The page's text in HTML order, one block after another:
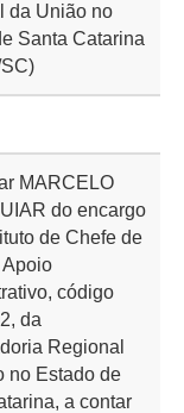
da União no
Santa Catarina
MARCELO
do encargo
de Chefe de
Apoio
código
da
Regional
no Estado de
a contar